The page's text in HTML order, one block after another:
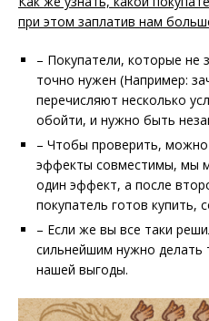
при этом заплатив нам
– Покупатели, которые не
точно нужен (Например:
перечисляют несколько
обойти, и нужно быть
– Чтобы проверить, можно
эффекты совместимы, мы
один эффект, а после
покупатель готов купить,
– Если же вы все таки
сильнейшим нужно делать
нашей выгоды.